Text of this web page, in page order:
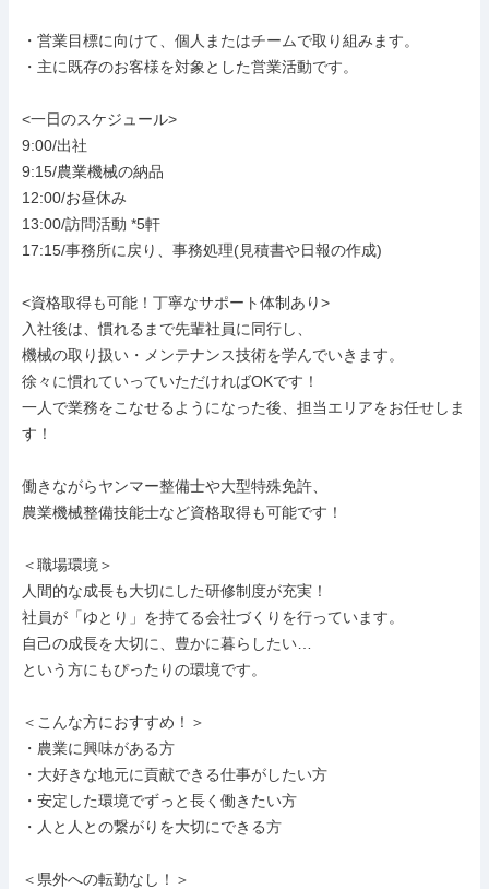
・営業目標に向けて、個人またはチームで取り組みます。
・主に既存のお客様を対象とした営業活動です。
<一日のスケジュール>
9:00/出社
9:15/農業機械の納品
12:00/お昼休み
13:00/訪問活動 *5軒
17:15/事務所に戻り、事務処理(見積書や日報の作成)
<資格取得も可能！丁寧なサポート体制あり>
入社後は、慣れるまで先輩社員に同行し、
機械の取り扱い・メンテナンス技術を学んでいきます。
徐々に慣れていっていただければOKです！
一人で業務をこなせるようになった後、担当エリアをお任せしま
す！
働きながらヤンマー整備士や大型特殊免許、
農業機械整備技能士など資格取得も可能です！
＜職場環境＞
人間的な成長も大切にした研修制度が充実！
社員が「ゆとり」を持てる会社づくりを行っています。
自己の成長を大切に、豊かに暮らしたい…
という方にもぴったりの環境です。
＜こんな方におすすめ！＞
・農業に興味がある方
・大好きな地元に貢献できる仕事がしたい方
・安定した環境でずっと長く働きたい方
・人と人との繋がりを大切にできる方
＜県外への転勤なし！＞